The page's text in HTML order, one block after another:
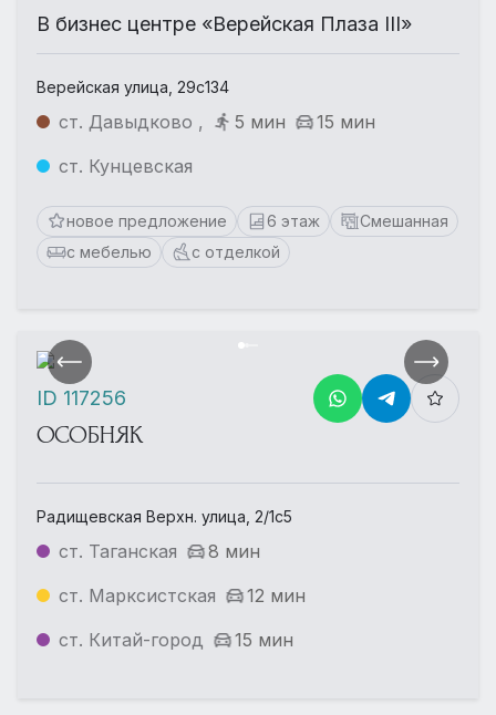
В бизнес центре «Верейская Плаза III»
Верейская улица, 29с134
ст. Давыдково , 5 мин
15 мин
ст. Кунцевская
новое предложение 6 этаж
Смешанная
с мебелью
с отделкой
ОСОБНЯК
Радищевская Верхн. улица, 2/1с5
ст. Таганская
8 мин
ст. Марксистская
12 мин
ст. Китай-город
15 мин
ID 117256